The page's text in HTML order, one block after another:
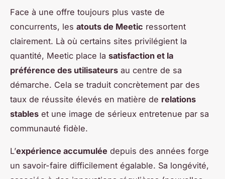
Face à une offre toujours plus vaste de
concurrents, les atouts de Meetic ressortent
clairement. Là où certains sites privilégient la
quantité, Meetic place la satisfaction et la
préférence des utilisateurs au centre de sa
démarche. Cela se traduit concrètement par des
taux de réussite élevés en matière de relations
stables et une image de sérieux entretenue par sa
communauté fidèle.
L’expérience accumulée depuis des années forge
un savoir-faire difficilement égalable. Sa longévité,